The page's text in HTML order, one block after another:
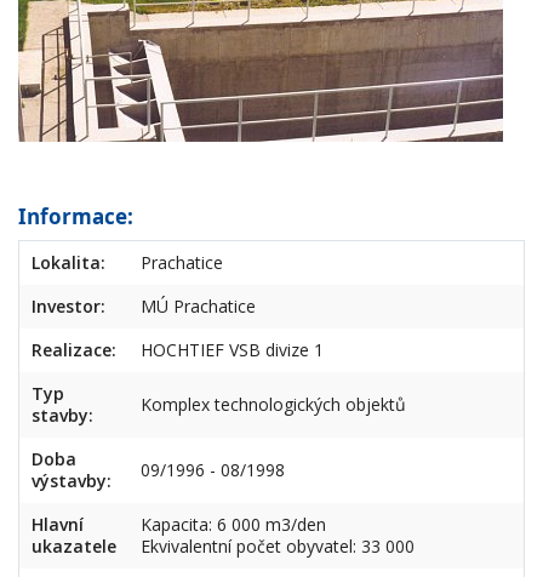
Informace:
Lokalita:
Prachatice
Investor:
MÚ Prachatice
Realizace:
HOCHTIEF VSB divize 1
Typ
stavby:
Komplex technologických objektů
Doba
výstavby:
09/1996 - 08/1998
Hlavní
ukazatele
Kapacita: 6 000 m3/den
Ekvivalentní počet obyvatel: 33 000